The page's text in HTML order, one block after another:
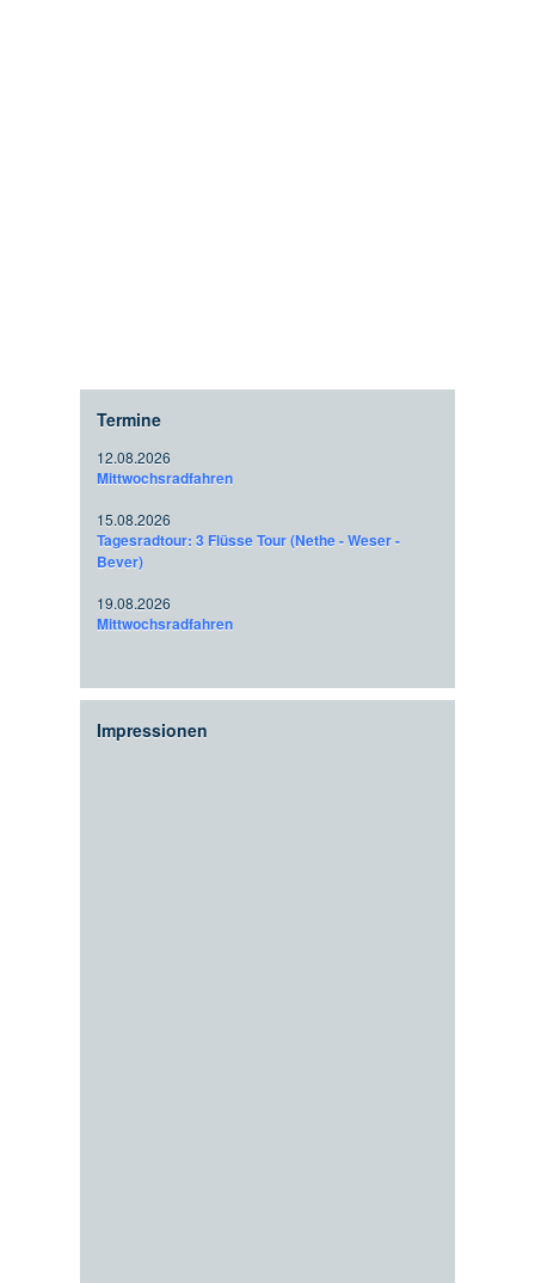
Termine
12.08.2026
Mittwochsradfahren
15.08.2026
Tagesradtour: 3 Flüsse Tour (Nethe - Weser -
Bever)
19.08.2026
Mittwochsradfahren
Impressionen